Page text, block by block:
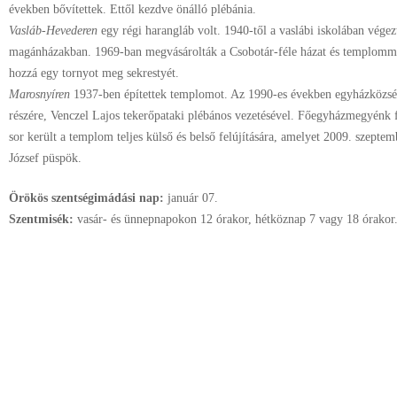
években bővítettek. Ettől kezdve önálló plébánia.
Vasláb-Hevederen egy régi harangláb volt. 1940-től a vaslábi iskolában
magánházakban. 1969-ban megvásárolták a Csobotár-féle házat és
hozzá egy tornyot meg sekrestyét.
Marosnyíren 1937-ben építettek templomot. Az 1990-es években
részére, Venczel Lajos tekerőpataki plébános vezetésével.
sor került a templom teljes külső és belső felújítására, amelyet 2009.
József püspök.
Örökös szentségimádási nap: január 07.
Szentmisék: vasár- és ünnepnapokon 12 órakor, hétköznap 7 vagy 18 órakor.